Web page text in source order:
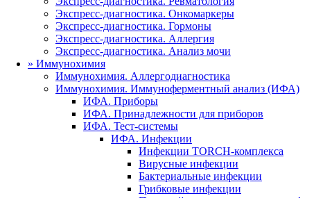
Экспресс-диагностика. Онкомаркеры
Экспресс-диагностика. Гормоны
Экспресс-диагностика. Аллергия
Экспресс-диагностика. Анализ мочи
» Иммунохимия
Иммунохимия. Аллергодиагностика
Иммунохимия. Иммуноферментный анализ (ИФА)
ИФА. Приборы
ИФА. Принадлежности для приборов
ИФА. Тест-системы
ИФА. Инфекции
Инфекции TORCH-комплекса
Вирусные инфекции
Бактериальные инфекции
Грибковые инфекции